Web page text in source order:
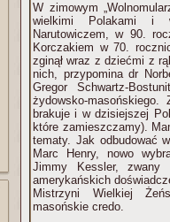
W zimowym
wielkimi Polakami i
Narutowiczem, w 90.
Korczakiem w 70.
zginął wraz z dziećmi z
nich, przypomina dr
Gregor Schwartz-
żydowsko-
brakuje i w dzisiejszej
które zamieszczamy).
tematy. Jak odbudować
Marc Henry, nowo
Jimmy Kessler, zwany
amerykańskich
Mistrzyni Wielkiej
masońskie credo.